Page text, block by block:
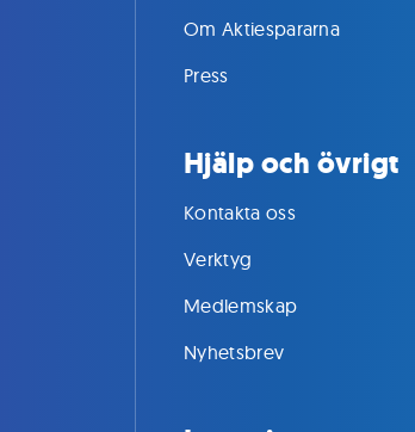
Om Aktiespararna
Press
Hjälp och övrigt
Kontakta oss
Verktyg
Medlemskap
Nyhetsbrev